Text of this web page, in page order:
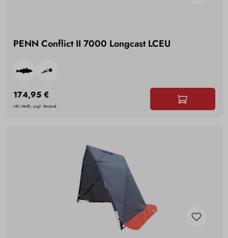
PENN Conflict II 7000 Longcast LCEU
174,95 €
inkl. MwSt., zzgl. Versand